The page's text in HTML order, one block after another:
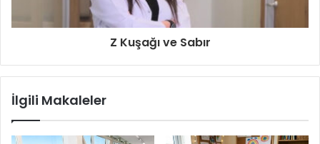
Z Kuşağı ve Sabır
İlgili Makaleler